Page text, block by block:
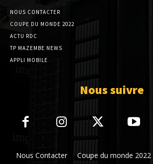
NOUS CONTACTER
COUPE DU MONDE 2022
ACTU RDC
TP MAZEMBE NEWS
APPLI MOBILE
Nous suivre
Nous Contacter Coupe du monde 2022